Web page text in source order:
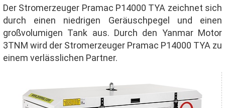
Der Stromerzeuger Pramac P14000 TYA zeichnet sich
durch einen niedrigen Geräuschpegel und einen
großvolumigen Tank aus. Durch den Yanmar Motor
3TNM wird der Stromerzeuger Pramac P14000 TYA zu
einem verlässlichen Partner.